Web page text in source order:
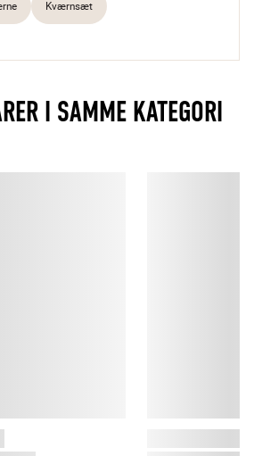
Kværnsæt
I SAMME KATEGORI